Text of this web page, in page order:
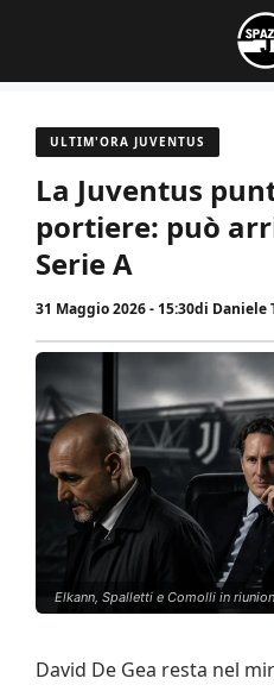
contenuto
ULTIM'ORA JUVENTUS
La Juventus
portiere: può
Serie A
31 Maggio 2026 - 15:30di Daniele
Elkann, Spalletti e Comolli in
David De Gea resta nel